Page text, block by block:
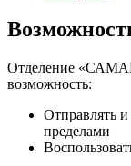
Отделение
возможность:
Отправлять
пределами